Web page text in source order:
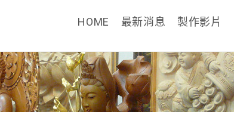
HOME 最新消息 製作影片